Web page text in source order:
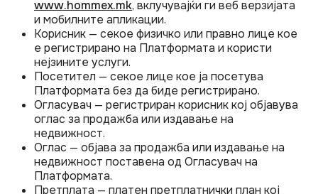
www.hommex.mk, вклучувајќи ги веб верзијата
и мобилните апликации.
Корисник — секое физичко или правно лице кое
е регистрирано на Платформата и користи
нејзините услуги.
Посетител — секое лице кое ја посетува
Платформата без да биде регистрирано.
Огласувач — регистриран корисник кој објавува
оглас за продажба или издавање на
недвижност.
Оглас — објава за продажба или издавање на
недвижност поставена од Огласувач на
Платформата.
Претплата — платен претплатнички план кој